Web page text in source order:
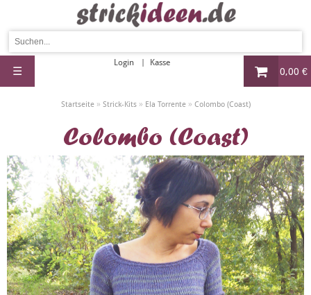
0,00 €
Login Kasse
☰
Startseite» Strick-Kits» Ela Torrente» Colombo (Coast)
Colombo (Coast)